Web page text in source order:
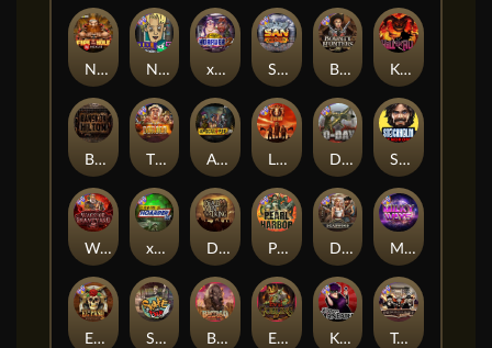
Kill Em All
Nexus Fire In The Hole xBomb
Dead Men Walking
Skate or Die
Stockholm Syndrome
Apocalypse Super xNudge
Bangkok Hilton
Tombstone No Mercy
xWays Hoarder 2
Nine To Five Bounty Hunters xNudge®
El Pasa Gunfight xNudge
Warrior Graveyard xNudge
Little Bighorn
Evil Goblins xBomb
San Quentin xWays
Deadwood xNudge
Buffalo Hunter
Milky Ways
Pearl Harbor
xWays Hoarder xSplit
Karen Maneater
D Day
The Border